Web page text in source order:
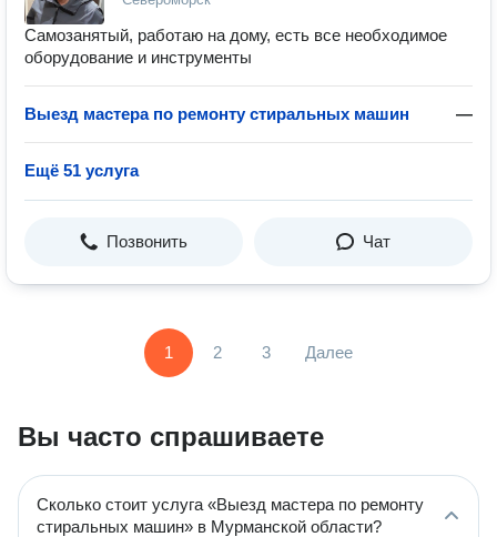
Самозанятый, работаю на дому, есть все необходимое
оборудование и инструменты
Выезд мастера по ремонту стиральных машин —
Ещё 51 услуга
Позвонить Чат
1 2 3 Далее
Вы часто спрашиваете
Сколько стоит услуга «Выезд мастера по ремонту
стиральных машин» в Мурманской области?